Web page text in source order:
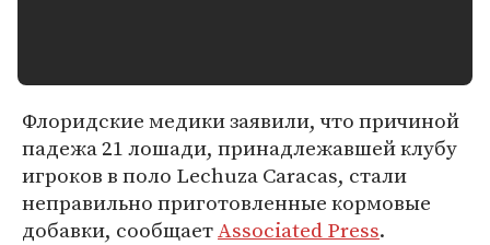
Флоридские медики заявили, что причиной
падежа 21 лошади, принадлежавшей клубу
игроков в поло Lechuza Caracas, стали
неправильно приготовленные кормовые
добавки, сообщаетAssociated Press.